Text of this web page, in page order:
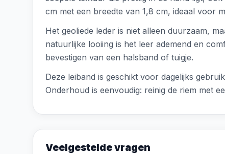
cm met een breedte van 1,8 cm, ideaal voor
Het geoliede leder is niet alleen duurzaam,
natuurlijke looiing is het leer ademend en
bevestigen van een halsband of tuigje.
Deze leiband is geschikt voor dagelijks
Onderhoud is eenvoudig: reinig de riem met
Veelgestelde vragen